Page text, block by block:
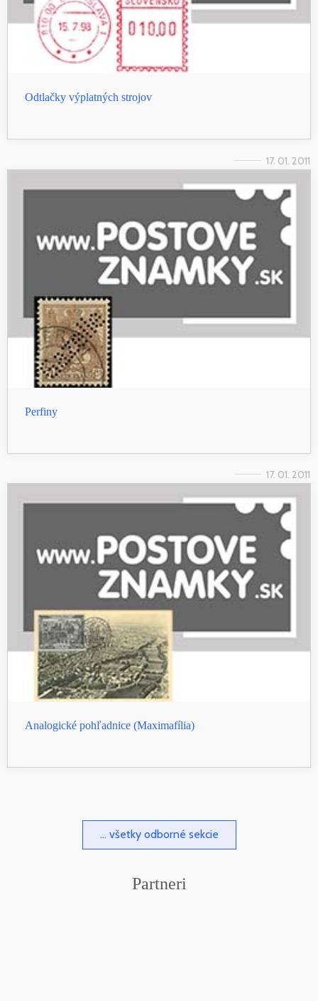
Odtlačky výplatných strojov
17. 01. 2011
Perfiny
17. 01. 2011
Analogické pohľadnice (Maximafília)
... všetky odborné sekcie
Partneri